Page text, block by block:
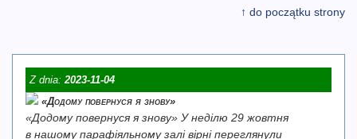
↑ do początku strony
Z dnia:2023-11-04
«Додому повернуся я знову»
«Додому повернуся я знову» У неділю 29 жовтня
в нашому парафіяльному залі вірні переглянули